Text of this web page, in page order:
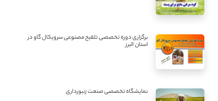
برگزاری دوره تخصصی تلقیح مصنوعی سرویکال گاو در
استان البرز
نمایشگاه تخصصی صنعت زنبورداری